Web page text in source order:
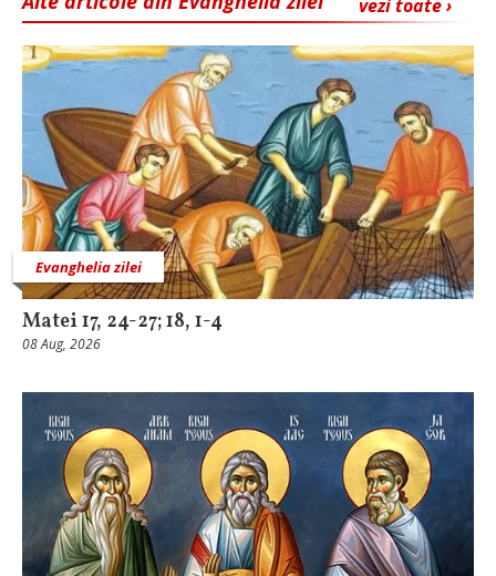
vezi toate ›
Evanghelia zilei
Matei 17, 24-27; 18, 1-4
08 Aug, 2026